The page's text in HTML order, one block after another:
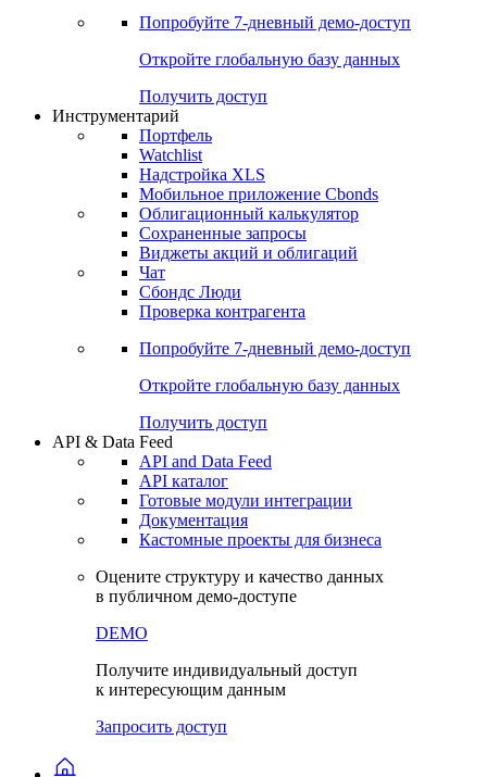
Прогнозы
Консенсусы
Попробуйте7-дневный
Откройте глобальную базу данных
Получить доступ
Инструментарий
Портфель
Watchlist
Надстройка XLS
Мобильное приложение Cbonds
Облигационный калькулятор
Сохраненные запросы
Чат
Проверка контрагента
Попробуйте7-дневный
Откройте глобальную базу данных
Получить доступ
API & Data Feed
API and Data Feed
Готовые модули интеграции
Документация
в публичном демо-доступе